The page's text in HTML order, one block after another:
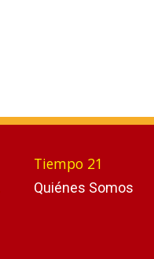
Tiempo 21
Quiénes Somos